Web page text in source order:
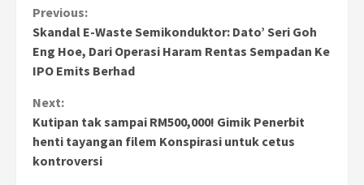
Continue
Reading
Previous:
Skandal E-Waste Semikonduktor: Dato’ Seri Goh
Eng Hoe, Dari Operasi Haram Rentas Sempadan Ke
IPO Emits Berhad
Next:
Kutipan tak sampai RM500,000! Gimik Penerbit
henti tayangan filem Konspirasi untuk cetus
kontroversi